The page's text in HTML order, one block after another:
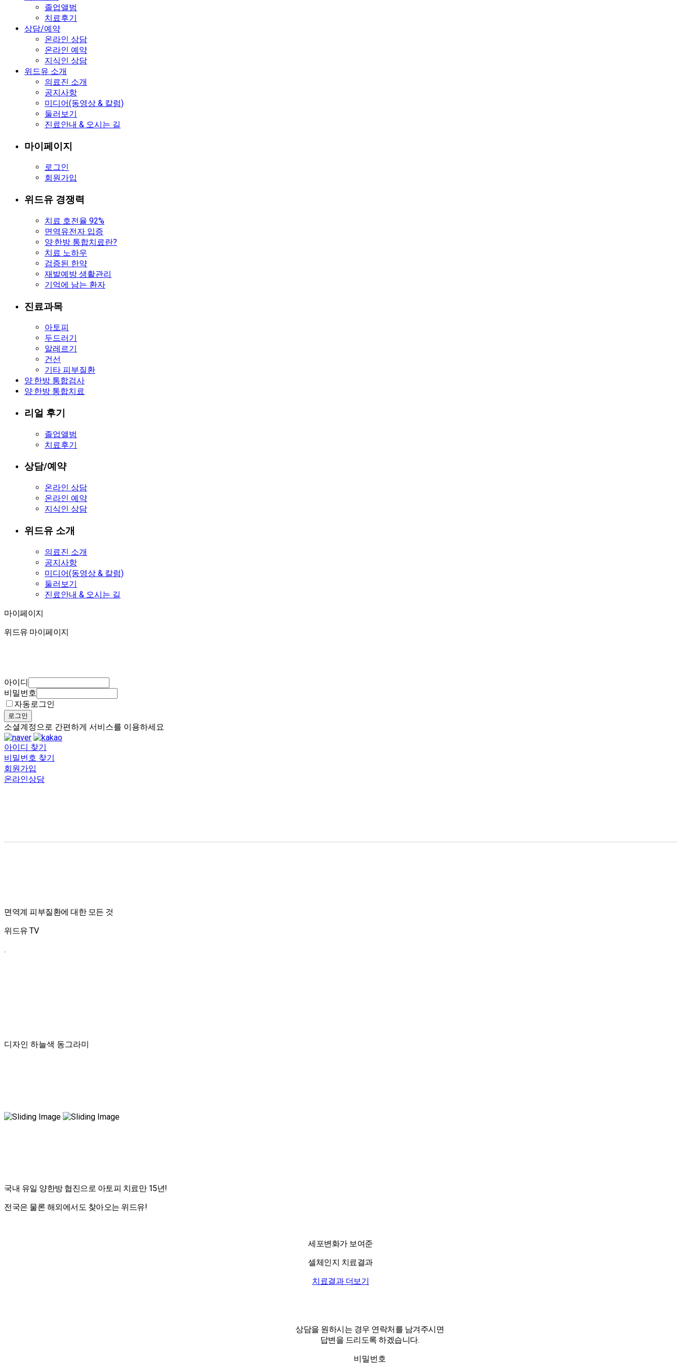
졸업앨범
치료후기
상담/예약
온라인 상담
온라인 예약
지식인 상담
위드유 소개
의료진 소개
공지사항
미디어(동영상 & 칼럼)
둘러보기
진료안내 & 오시는 길
마이페이지
로그인
회원가입
위드유 경쟁력
치료 호전율 92%
면역유전자 입증
양·한방 통합치료란?
치료 노하우
검증된 한약
재발예방 생활관리
기억에 남는 환자
진료과목
아토피
두드러기
알레르기
건선
기타 피부질환
양·한방 통합검사
양·한방 통합치료
리얼 후기
졸업앨범
치료후기
상담/예약
온라인 상담
온라인 예약
지식인 상담
위드유 소개
의료진 소개
공지사항
미디어(동영상 & 칼럼)
둘러보기
진료안내 & 오시는 길
마이페이지
마이페이지
위드유 마이페이지
아이디
비밀번호
자동로그인
로그인
소셜계정으로 간편하게 서비스를 이용하세요
아이디 찾기
비밀번호 찾기
회원가입
온라인상담
면역계 피부질환에 대한 모든 것
위드유 TV
.
디자인 하늘색 동그라미
국내 유일 양한방 협진으로 아토피 치료만 15년!
전국은 물론 해외에서도 찾아오는 위드유!
세포변화가 보여준
셀체인지 치료결과
치료결과 더보기
상담을 원하시는 경우 연락처를 남겨주시면
답변을 드리도록 하겠습니다.
비밀번호